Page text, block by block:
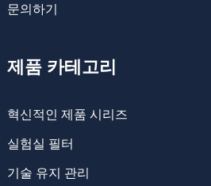
문의하기
제품 카테고리
혁신적인 제품 시리즈
실험실 필터
기술 유지 관리